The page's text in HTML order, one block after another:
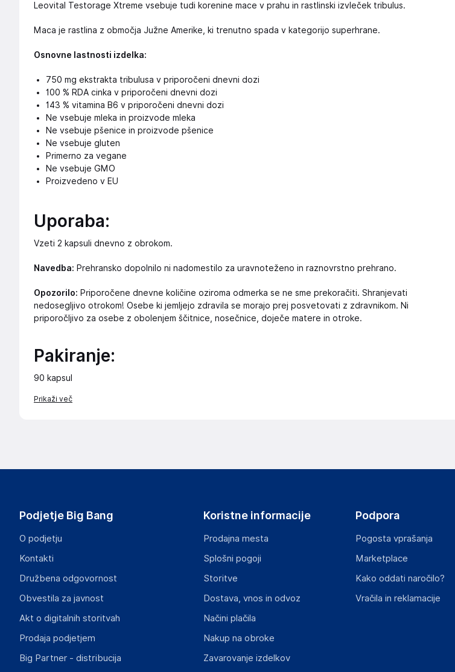
Leovital Testorage Xtreme vsebuje tudi korenine mace v prahu in rastlinski izvleček tribulus.
Maca je rastlina z območja Južne Amerike, ki trenutno spada v kategorijo superhrane.
Osnovne lastnosti izdelka:
750 mg ekstrakta tribulusa v priporočeni dnevni dozi
100 % RDA cinka v priporočeni dnevni dozi
143 % vitamina B6 v priporočeni dnevni dozi
Ne vsebuje mleka in proizvode mleka
Ne vsebuje pšenice in proizvode pšenice
Ne vsebuje gluten
Primerno za vegane
Ne vsebuje GMO
Proizvedeno v EU
Uporaba:
Vzeti 2 kapsuli dnevno z obrokom.
Navedba: Prehransko dopolnilo ni nadomestilo za uravnoteženo in raznovrstno prehrano.
Opozorilo: Priporočene dnevne količine oziroma odmerka se ne sme prekoračiti. Shranjevati
nedosegljivo otrokom! Osebe ki jemljejo zdravila se morajo prej posvetovati z zdravnikom. Ni
priporočljivo za osebe z obolenjem ščitnice, nosečnice, doječe matere in otroke.
Pakiranje:
90 kapsul
Prikaži več
Podjetje Big Bang
O podjetju
Kontakti
Družbena odgovornost
Obvestila za javnost
Akt o digitalnih storitvah
Prodaja podjetjem
Big Partner - distribucija
Koristne informacije
Prodajna mesta
Splošni pogoji
Storitve
Dostava, vnos in odvoz
Načini plačila
Nakup na obroke
Zavarovanje izdelkov
Podpora
Pogosta vprašanja
Marketplace
Kako oddati naročilo?
Vračila in reklamacije